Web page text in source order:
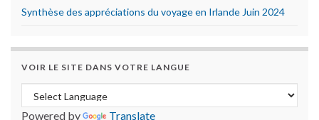
Synthèse des appréciations du voyage en Irlande Juin 2024
VOIR LE SITE DANS VOTRE LANGUE
Powered by Translate